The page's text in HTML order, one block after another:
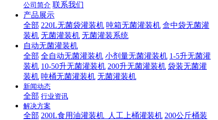
公司简介 联系我们
产品展示
全部 220L无菌袋灌装机 吨箱无菌灌装机 盒中袋无菌灌
装机 无菌灌装机 无菌灌装系统
自动无菌灌装机
全部 全自动无菌灌装机 小剂量无菌灌装机 1-5升无菌灌
装机 10-50升无菌灌装机 200升无菌灌装机 袋装无菌灌
装机 吨桶无菌灌装机 无菌灌装机
新闻动态
全部 行业资讯
解决方案
全部 200L食用油灌装机_人工上桶灌装机 200公斤桶装